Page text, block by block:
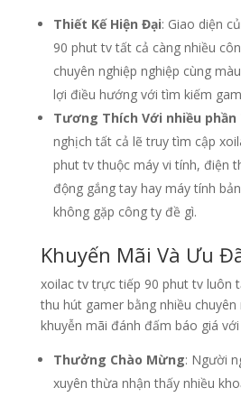
Thiết Kế Hiện Đại: Giao diện
90 phut tv tất cả càng nhiều
chuyên nghiệp nghiệp cùng
lợi điều hướng với tìm kiếm
Tương Thích Với nhiều phần
nghịch tất cả lẽ truy tìm cập
phut tv thuộc máy vi tính, điện
động gắng tay hay máy tính
không gặp công ty đề gì.
Khuyến Mãi Và Ưu
xoilac tv trực tiếp 90 phut tv luôn
thu hút gamer bằng nhiều
khuyễn mãi đánh đấm báo giá
Thưởng Chào Mừng: Người
xuyên thừa nhận thấy nhiều